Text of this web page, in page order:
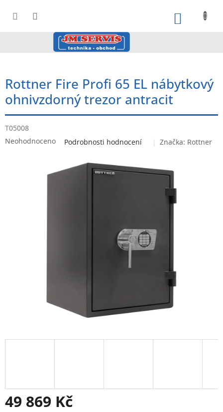
Rottner Fire Profi 65 EL nábytkový
ohnivzdorný trezor antracit
T05008
Průměrné
Neohodnoceno Podrobnosti hodnocení Značka: Rottner
49 869 Kč